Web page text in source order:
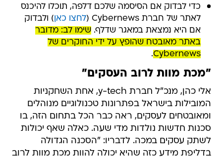
כדי לבדוק אם הסיסמה שלכם דלפה, תוכלו להיכנס
לאתר של חברת Cybernews (
לחצו כאן ) ולבדוק
אם היא נמצאת במאגר שדלף.שימו לב: מדובר
באתר מאובטח שהופץ על ידי החוקרים של
Cybernews
.
"מכת מוות לרוב העסקים"
אלי כהן, מנכ"ל חברת y-tech, אחת השחקניות
המובילות בישראל בפתרונות טכנולוגיים מנוהלים
ומאובטחים לעסקים, ראה כבר הכל בתחום הזה, בו
סכנות חדשות נולדות מדי שעה. כאלה שאף יכולות
לשתק עסקים במכה. לדבריו: "הסכנה הגדולה
בדליפת מידע כזה שהיא יכולה להוות מכת מוות לרוב